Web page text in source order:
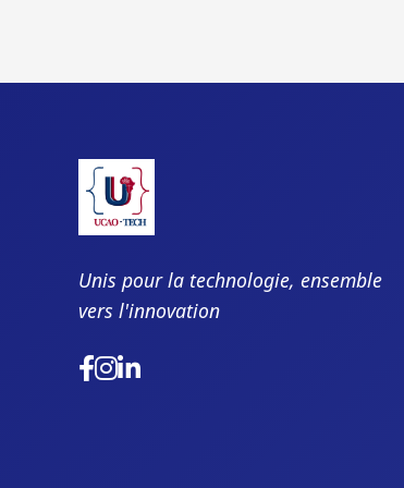
Unis pour la technologie, ensemble
vers l'innovation